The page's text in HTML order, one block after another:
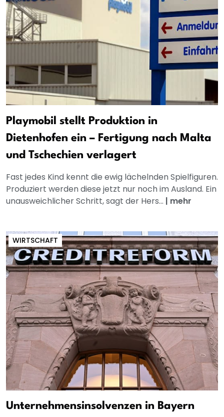
Playmobil stellt Produktion in
Dietenhofen ein – Fertigung nach Malta
und Tschechien verlagert
Fast jedes Kind kennt die ewig lächelnden Spielfiguren.
Produziert werden diese jetzt nur noch im Ausland. Ein
unausweichlicher Schritt, sagt der Hers... | mehr
WIRTSCHAFT
Unternehmensinsolvenzen in Bayern